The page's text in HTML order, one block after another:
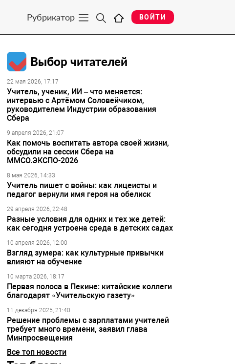
Рубрикатор ВОЙТИ
Выбор читателей
22 мая 2026, 17:17
Учитель, ученик, ИИ – что меняется:
интервью с Артёмом Соловейчиком,
руководителем Индустрии образования
Сбера
9 апреля 2026, 21:07
Как помочь воспитать автора своей жизни,
обсудили на сессии Сбера на
ММСО.ЭКСПО-2026
8 мая 2026, 14:33
Учитель пишет с войны: как лицеисты и
педагог вернули имя героя на обелиск
29 апреля 2026, 22:48
Разные условия для одних и тех же детей:
как сегодня устроена среда в детских садах
10 апреля 2026, 12:00
Взгляд зумера: как культурные привычки
влияют на обучение
10 марта 2026, 18:17
Первая полоса в Пекине: китайские коллеги
благодарят «Учительскую газету»
11 декабря 2025, 21:40
Решение проблемы с зарплатами учителей
требует много времени, заявил глава
Минпросвещения
Все топ новости